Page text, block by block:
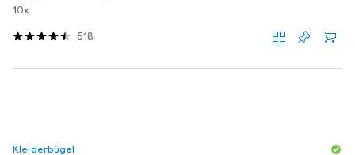
10x
518
Kleiderbügel